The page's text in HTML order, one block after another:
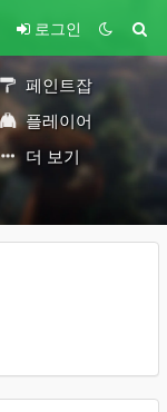
로그인
페인트잡
플레이어
더 보기